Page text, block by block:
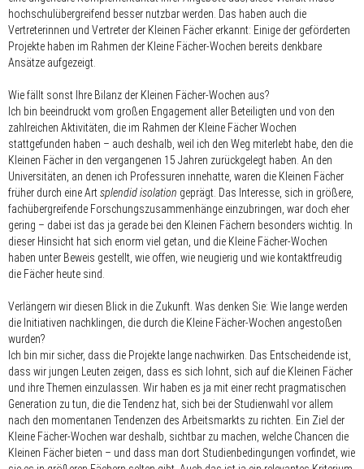
hochschulübergreifend besser nutzbar werden. Das haben auch die
Vertreterinnen und Vertreter der Kleinen Fächer erkannt: Einige der geförderten
Projekte haben im Rahmen der Kleine Fächer-Wochen bereits denkbare
Ansätze aufgezeigt.
Wie fällt sonst Ihre Bilanz der Kleinen Fächer-Wochen aus?
Ich bin beeindruckt vom großen Engagement aller Beteiligten und von den
zahlreichen Aktivitäten, die im Rahmen der Kleine Fächer Wochen
stattgefunden haben – auch deshalb, weil ich den Weg miterlebt habe, den die
Kleinen Fächer in den vergangenen 15 Jahren zurückgelegt haben. An den
Universitäten, an denen ich Professuren innehatte, waren die Kleinen Fächer
früher durch eine Artsplendid isolation geprägt. Das Interesse, sich in größere,
fachübergreifende Forschungszusammenhänge einzubringen, war doch eher
gering – dabei ist das ja gerade bei den Kleinen Fächern besonders wichtig. In
dieser Hinsicht hat sich enorm viel getan, und die Kleine Fächer-Wochen
haben unter Beweis gestellt, wie offen, wie neugierig und wie kontaktfreudig
die Fächer heute sind.
Verlängern wir diesen Blick in die Zukunft. Was denken Sie: Wie lange werden
die Initiativen nachklingen, die durch die Kleine Fächer-Wochen angestoßen
wurden?
Ich bin mir sicher, dass die Projekte lange nachwirken. Das Entscheidende ist,
dass wir jungen Leuten zeigen, dass es sich lohnt, sich auf die Kleinen Fächer
und ihre Themen einzulassen. Wir haben es ja mit einer recht pragmatischen
Generation zu tun, die die Tendenz hat, sich bei der Studienwahl vor allem
nach den momentanen Tendenzen des Arbeitsmarkts zu richten. Ein Ziel der
Kleine Fächer-Wochen war deshalb, sichtbar zu machen, welche Chancen die
Kleinen Fächer bieten – und dass man dort Studienbedingungen vorfindet, wie